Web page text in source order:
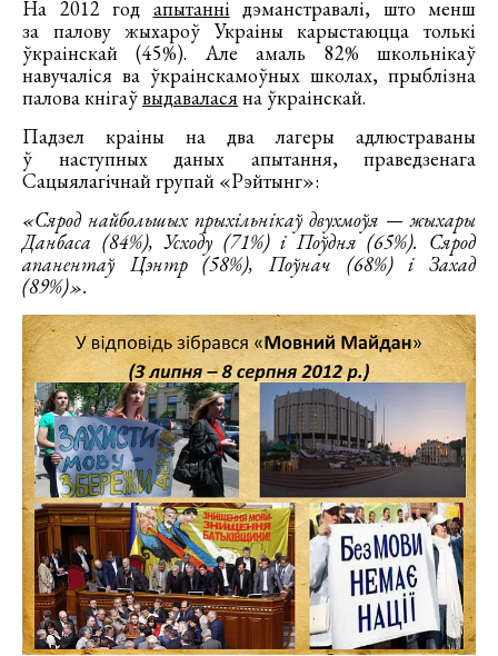
На 2012 год апытаннідэманстравалі, што менш
за палову жыхароў Украіны карыстаюцца толькі
ўкраінскай (45%). Але амаль 82% школьнікаў
навучаліся ва ўкраінскамоўных школах, прыблізна
палова кнігаўвыдаваласяна ўкраінскай.
Падзел краіны на два лагеры адлюстраваны
ў наступных даных апытання, праведзенага
Сацыялагічнай групай «Рэйтынг»:
«Сярод найбольшых прыхільнікаў двухмоўя — жыхары
Данбаса (84%), Усходу (71%) і Поўдня (65%). Сярод
апанентаў Цэнтр (58%), Поўнач (68%) і Захад
(89%)».